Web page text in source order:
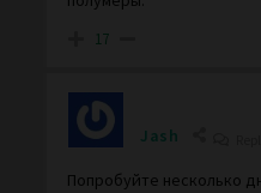
17
Jash
Попробуйте несколько